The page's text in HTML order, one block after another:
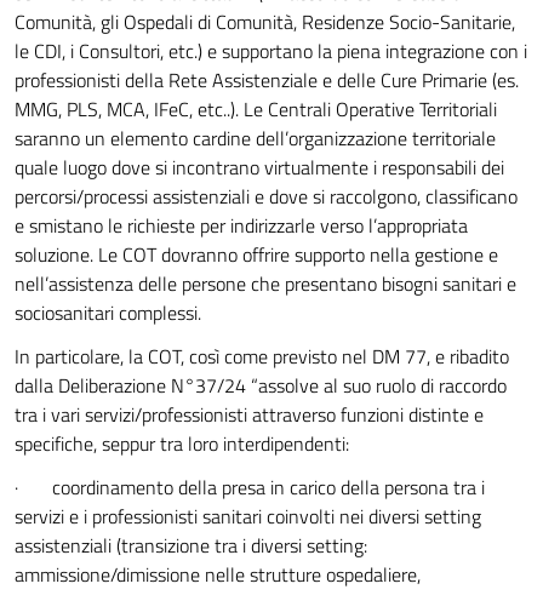
Comunità, gli Ospedali di Comunità, Residenze Socio-Sanitarie,
le CDI, i Consultori, etc.) e supportano la piena integrazione con i
professionisti della Rete Assistenziale e delle Cure Primarie (es.
MMG, PLS, MCA, IFeC, etc..). Le Centrali Operative Territoriali
saranno un elemento cardine dell’organizzazione territoriale
quale luogo dove si incontrano virtualmente i responsabili dei
percorsi/processi assistenziali e dove si raccolgono, classificano
e smistano le richieste per indirizzarle verso l’appropriata
soluzione. Le COT dovranno offrire supporto nella gestione e
nell’assistenza delle persone che presentano bisogni sanitari e
sociosanitari complessi.
In particolare, la COT, così come previsto nel DM 77, e ribadito
dalla Deliberazione N°37/24 “assolve al suo ruolo di raccordo
tra i vari servizi/professionisti attraverso funzioni distinte e
specifiche, seppur tra loro interdipendenti:
· coordinamento della presa in carico della persona tra i
servizi e i professionisti sanitari coinvolti nei diversi setting
assistenziali (transizione tra i diversi setting:
ammissione/dimissione nelle strutture ospedaliere,